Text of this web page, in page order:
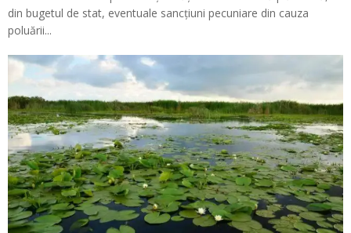
din bugetul de stat, eventuale sancțiuni pecuniare din cauza
poluării...